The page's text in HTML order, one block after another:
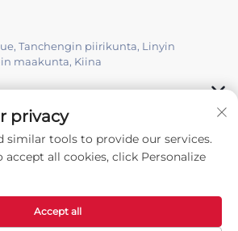
Tanchengin piirikunta, Linyin
maakunta, Kiina
piirikunnan Hongbaoyuan Machinery
Ltd -Tietosuojakäytäntö
privacy
similar tools to provide our services.
all cookies, click Personalize
Accept all